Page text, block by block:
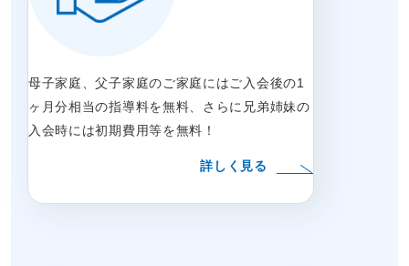
母子家庭、父子家庭のご家庭にはご入会後の1
ヶ月分相当の指導料を無料、さらに兄弟姉妹の
入会時には初期費用等を無料！
詳しく見る